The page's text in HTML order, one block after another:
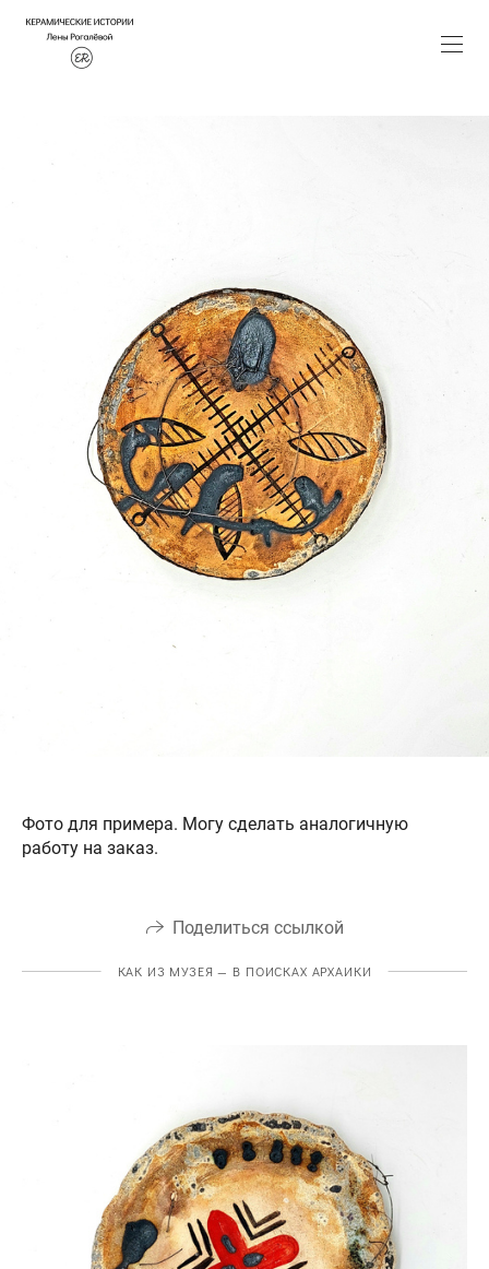
Фото для примера. Могу сделать аналогичную
работу на заказ.
Поделиться ссылкой
КАК ИЗ МУЗЕЯ — В ПОИСКАХ АРХАИКИ